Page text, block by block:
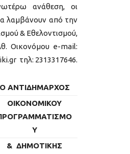
ανάθεση, οι
λαμβάνουν από την
& Εθελοντισμού,
Οικονόμου e-mail:
τηλ: 2313317646.
Ο ΑΝΤΙΔΗΜΑΡΧΟΣ
ΟΙΚΟΝΟΜΙΚΟΥ
Υ
& ΔΗΜΟΤΙΚΗΣ